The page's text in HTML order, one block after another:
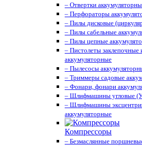
– Отвертки
– Перфораторы
– Пилы дисковые
– Пилы сабельные
– Пилы цепные
– Пистолеты
аккумуляторные
– Пылесосы
– Триммеры садовые
– Фонари, фонари
– Шлифмашины угловые
– Шлифмашины
аккумуляторные
Компрессоры
– Безмаслянные